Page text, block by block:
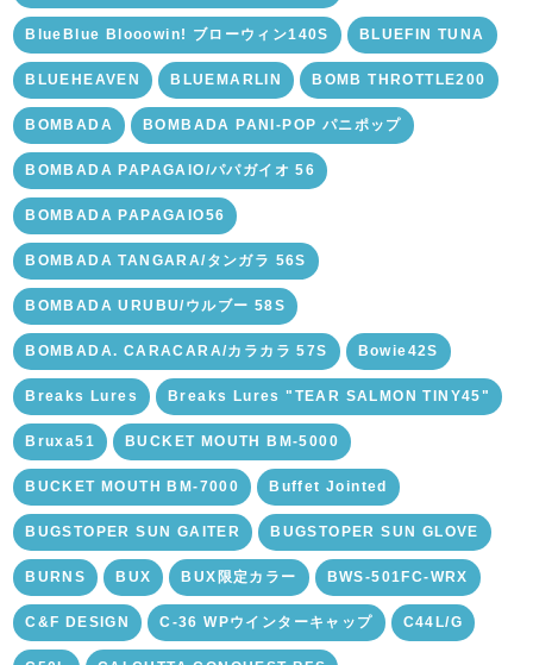
BlueBlue Blooowin! ブローウィン140S BLUEFIN TUNA
BLUEHEAVEN BLUEMARLIN BOMB THROTTLE200
BOMBADA BOMBADA PANI-POP パニポップ
BOMBADA PAPAGAIO/パパガイオ 56
BOMBADA PAPAGAIO56
BOMBADA TANGARA/タンガラ 56S
BOMBADA URUBU/ウルブー 58S
BOMBADA. CARACARA/カラカラ 57S Bowie42S
Breaks Lures Breaks Lures "TEAR SALMON TINY45"
Bruxa51 BUCKET MOUTH BM-5000
BUCKET MOUTH BM-7000 Buffet Jointed
BUGSTOPER SUN GAITER BUGSTOPER SUN GLOVE
BURNS BUX BUX限定カラー BWS-501FC-WRX
C&F DESIGN C-36 WPウインターキャップ C44L/G